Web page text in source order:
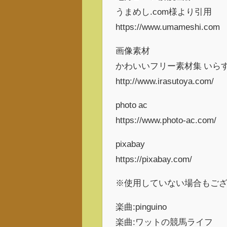
うまめし.com様より引用
https://www.umameshi.com
画像素材
かわいいフリー素材集 いら
http://www.irasutoya.com/
photo ac
https://www.photo-ac.com/
pixabay
https://pixabay.com/
※使用していない場合もご
楽曲:pinguino
楽曲:ワットの競馬ライフ